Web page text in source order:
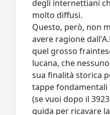
degli internettiani
molto diffusi.
Questo, però, non
avere ragione
quel grosso
lucana, che
sua finalità storica
tappe
(se vuoi dopo il
guida per ricavare